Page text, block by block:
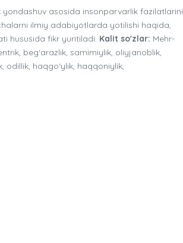
asosida insonparvarlik fazilatlarini
ilmiy adabiyotlarda yotilishi haqida,
hususida fikr yuritiladi. Kalit so'zlar: Mehr-
beg‘arazlik, samimiylik, oliyjanoblik,
odillik, haqgo‘ylik, haqqoniylik,